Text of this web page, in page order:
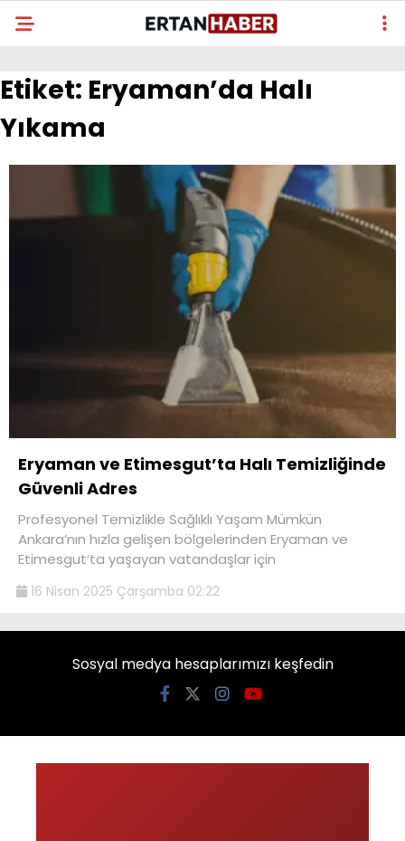
Etiket: Eryaman’da Halı
Yıkama
Eryaman ve Etimesgut’ta Halı Temizliğinde
Güvenli Adres
Profesyonel Temizlikle Sağlıklı Yaşam Mümkün
Ankara’nın hızla gelişen bölgelerinden Eryaman ve
Etimesgut’ta yaşayan vatandaşlar için
16 Nisan 2025 Çarşamba 02:22
Sosyal medya hesaplarımızı keşfedin